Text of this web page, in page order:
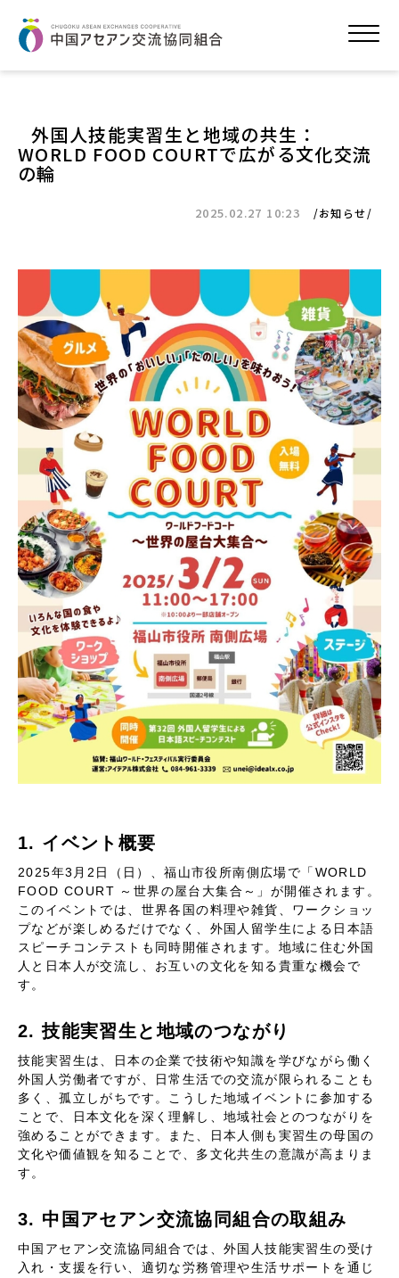
外国人技能実習生と地域の共生：
WORLD FOOD COURTで広がる文化交流
の輪
2025.02.27 10:23 お知らせ
1. イベント概要
2025年3月2日（日）、福山市役所南側広場で「WORLD
FOOD COURT ～世界の屋台大集合～」が開催されます。
このイベントでは、世界各国の料理や雑貨、ワークショッ
プなどが楽しめるだけでなく、外国人留学生による日本語
スピーチコンテストも同時開催されます。地域に住む外国
人と日本人が交流し、お互いの文化を知る貴重な機会で
す。
2. 技能実習生と地域のつながり
技能実習生は、日本の企業で技術や知識を学びながら働く
外国人労働者ですが、日常生活での交流が限られることも
多く、孤立しがちです。こうした地域イベントに参加する
ことで、日本文化を深く理解し、地域社会とのつながりを
強めることができます。また、日本人側も実習生の母国の
文化や価値観を知ることで、多文化共生の意識が高まりま
す。
3. 中国アセアン交流協同組合の取組み
中国アセアン交流協同組合では、外国人技能実習生の受け
入れ・支援を行い、適切な労務管理や生活サポートを通じ